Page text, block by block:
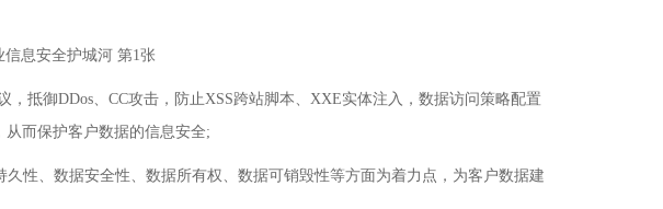
抵御DDos、CC攻击，防止XSS跨站脚本、XXE实体注入，数据访问策略配置
而保护客户数据的信息安全;
性、数据安全性、数据所有权、数据可销毁性等方面为着力点，为客户数据建